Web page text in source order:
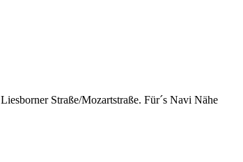
Straße/Mozartstraße. Für´s Navi Nähe